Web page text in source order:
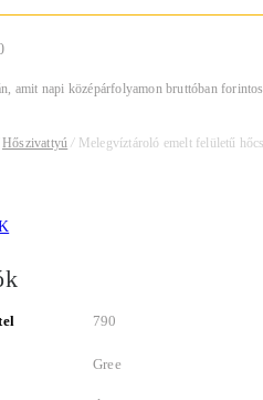
amit napi középárfolyamon bruttóban
Hőszivattyú /Melegvíztároló emelt felületű
790
Gree